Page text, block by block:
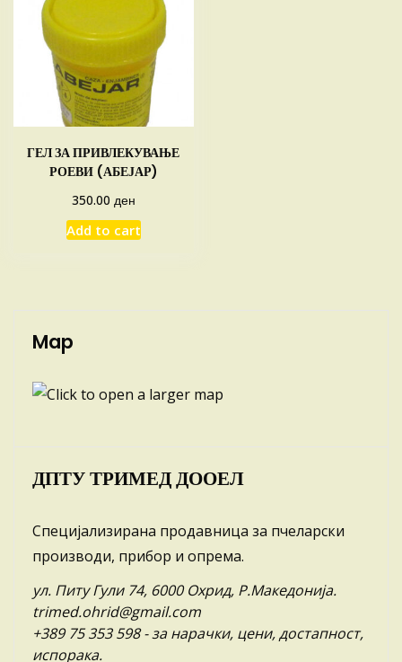
ГЕЛ ЗА ПРИВЛЕКУВАЊЕ
РОЕВИ (АБЕЈАР)
350.00 ден
Add to cart
Map
ДПТУ ТРИМЕД ДООЕЛ
Специјализирана продавница за пчеларски
производи, прибор и опрема.
ул. Питу Гули 74, 6000 Охрид, Р.Македонија.
trimed.ohrid@gmail.com
+389 75 353 598- за нарачки, цени, достапност,
испорака.